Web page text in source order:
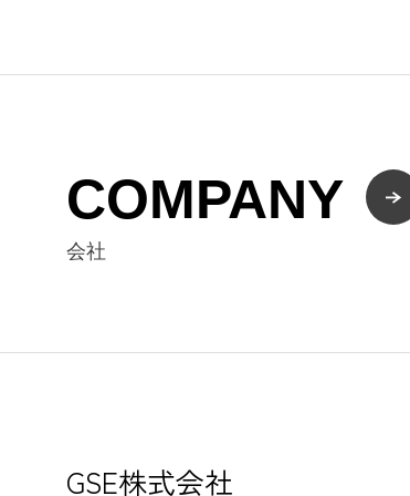
COMPANY
会社
GSE株式会社